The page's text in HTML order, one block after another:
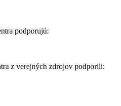
podporujú:
z verejných zdrojov podporili: